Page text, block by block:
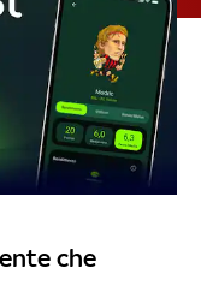
che